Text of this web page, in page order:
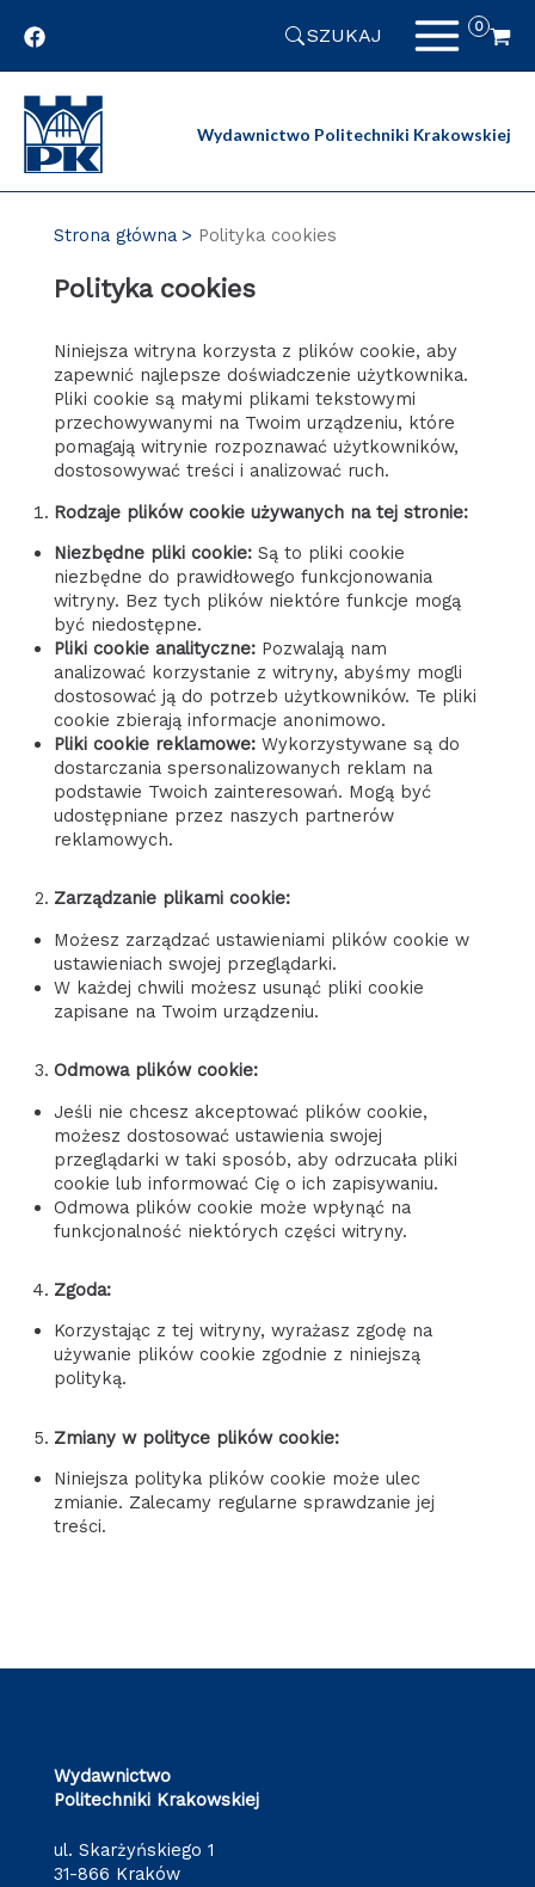
SZUKAJ
Wydawnictwo Politechniki Krakowskiej
Strona główna Polityka cookies
Polityka cookies
Niniejsza witryna korzysta z plików cookie, aby
zapewnić najlepsze doświadczenie użytkownika.
Pliki cookie są małymi plikami tekstowymi
przechowywanymi na Twoim urządzeniu, które
pomagają witrynie rozpoznawać użytkowników,
dostosowywać treści i analizować ruch.
Rodzaje plików cookie używanych na tej stronie:
Niezbędne pliki cookie:Są to pliki cookie
niezbędne do prawidłowego funkcjonowania
witryny. Bez tych plików niektóre funkcje mogą
być niedostępne.
Pliki cookie analityczne:Pozwalają nam
analizować korzystanie z witryny, abyśmy mogli
dostosować ją do potrzeb użytkowników. Te pliki
cookie zbierają informacje anonimowo.
Pliki cookie reklamowe:Wykorzystywane są do
dostarczania spersonalizowanych reklam na
podstawie Twoich zainteresowań. Mogą być
udostępniane przez naszych partnerów
reklamowych.
Zarządzanie plikami cookie:
Możesz zarządzać ustawieniami plików cookie w
ustawieniach swojej przeglądarki.
W każdej chwili możesz usunąć pliki cookie
zapisane na Twoim urządzeniu.
Odmowa plików cookie:
Jeśli nie chcesz akceptować plików cookie,
możesz dostosować ustawienia swojej
przeglądarki w taki sposób, aby odrzucała pliki
cookie lub informować Cię o ich zapisywaniu.
Odmowa plików cookie może wpłynąć na
funkcjonalność niektórych części witryny.
Zgoda:
Korzystając z tej witryny, wyrażasz zgodę na
używanie plików cookie zgodnie z niniejszą
polityką.
Zmiany w polityce plików cookie:
Niniejsza polityka plików cookie może ulec
zmianie. Zalecamy regularne sprawdzanie jej
treści.
Wydawnictwo
Politechniki Krakowskiej
ul. Skarżyńskiego 1
31-866 Kraków